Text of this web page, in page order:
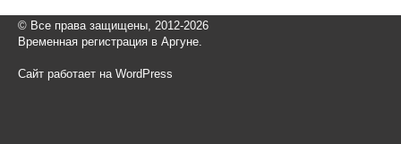
© Все права защищены, 2012-2026
Временная регистрация в Аргуне.
Сайт работает на WordPress